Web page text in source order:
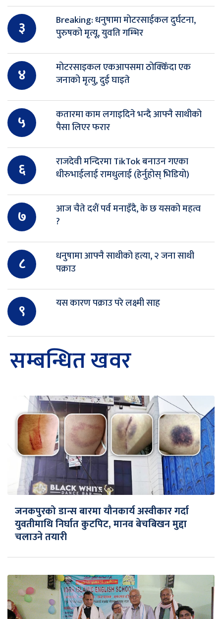
३
Breaking: धनुषामा मोटरसाईकल दुर्घटना,
पुरुषको मृत्यू, युवति गम्भिर
४
मोटरसाइकल एकआपसमा ठोक्किँदा एक
जनाको मृत्यु, दुई घाइते
५
कतारमा काम लगाइदिने भन्दै आफ्नै साथीको
पैसा लिएर फरार
६
राजदेवी मन्दिरमा TikTok बनाउन गएका
धीरुभाईलाई रामधुलाई (हेर्नुहोस् भिडियो)
७
आज चैते दशैं पर्व मनाइँदै, के छ यसको महत्व
?
८
धनुषामा आफ्नै साथीको हत्या, २ जना साथी
पक्राउ
९ यस कारण पक्राउ परे लक्ष्मी साह
सम्बन्धित खवर
जनकपुरको डान्स बारमा यौनकार्य अस्वीकार गर्दा
युवतीमाथि निर्घात कुटपिट, मानव बेचबिखन मुद्दा
चलाउने तयारी